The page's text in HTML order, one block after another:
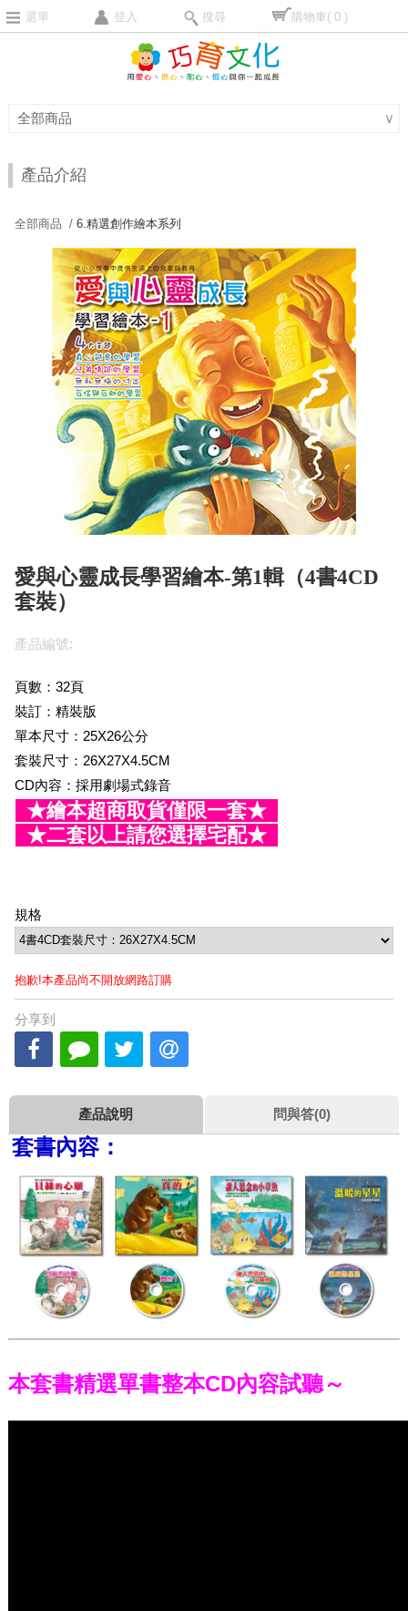
選單 登入 搜尋 購物車( 0 )
全部商品 ∨
產品介紹
全部商品 /6.精選創作繪本系列
愛與心靈成長學習繪本-第1輯（4書4CD
套裝）
產品編號:
頁數：32頁
裝訂：精裝版
單本尺寸：25X26公分
套裝尺寸：26X27X4.5CM
CD內容：採用劇場式錄音
★繪本超商取貨僅限一套★
★二套以上請您選擇宅配★
規格
抱歉!本產品尚不開放網路訂購
分享到
產品說明 問與答(0)
套書內容：
本套書精選單書整本CD內容試聽～